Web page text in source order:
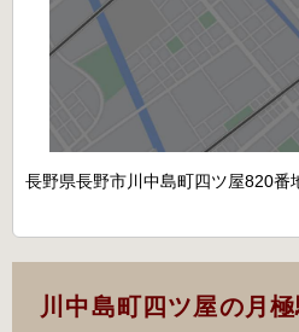
長野県長野市川中島町四ツ屋820番
川中島町四ツ屋の月